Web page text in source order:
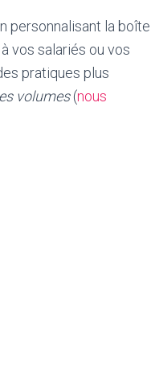
personnalisant la
vos salariés ou vos
pratiques plus
volumes(nous